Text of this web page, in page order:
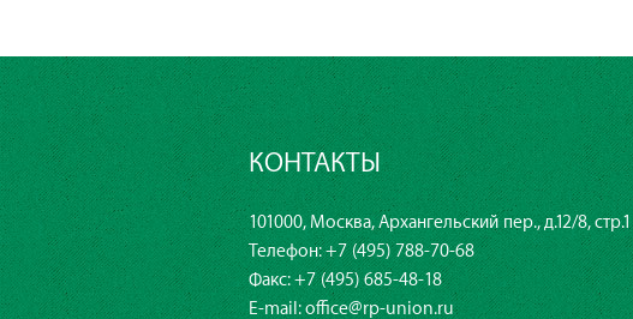
КОНТАКТЫ
101000, Москва, Архангельский пер., д.12/8, стр.1
Телефон:+7 (495) 788-70-68
Факс: +7 (495) 685-48-18
E-mail:office@rp-union.ru